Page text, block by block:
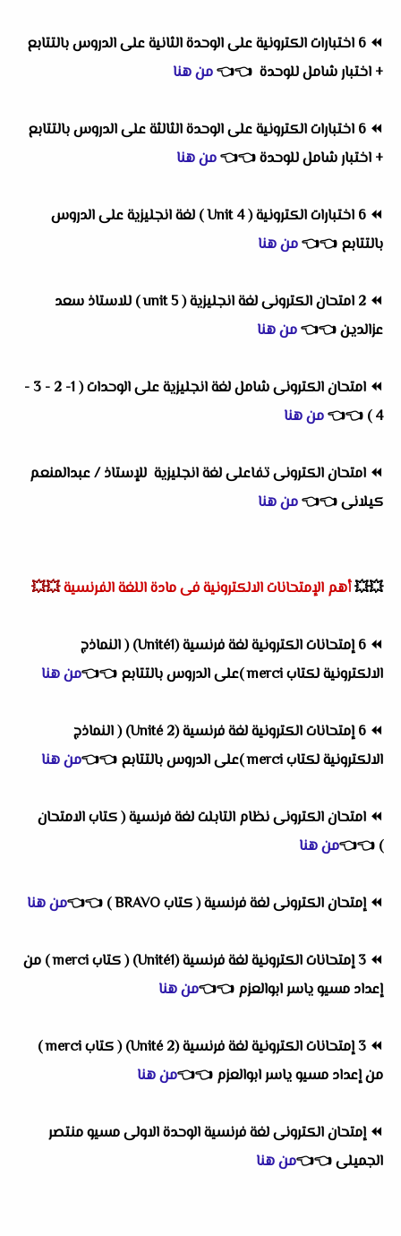
⏪
6 اختبارات الكترونية على الوحدة الثانية على الدروس بالتتابع
+ اختبار شامل للوحدة 👈
👈من هنا
⏪
6 اختبارات الكترونية على الوحدة الثالثة على الدروس بالتتابع
+ اختبار شامل للوحدة👈
👈من هنا
⏪
6 اختبارات الكترونية ( Unit 4 ) لغة انجليزية على الدروس
بالتتابع 👈
👈من هنا
⏪
2 امتحان الكترونى لغة انجليزية ( unit 5 ) للاستاذ سعد
عزالدين👈
👈من هنا
⏪
امتحان الكترونى شامل لغة انجليزية على الوحدات ( 1- 2 - 3 -
4 )
👈
👈من هنا
⏪ امتحان الكترونى تفاعلى لغة انجليزية للإستاذ / عبدالمنعم
كيلانى👈
👈من هنا
💥💥أهم الإمتحانات الالكترونية فى مادة اللغة الفرنسية💥💥
⏪
6 إمتحانات الكترونية لغة فرنسية (Unité1) ( النماذج
الالكترونية لكتاب merci )على الدروس بالتتابع
👈
👈من هنا
⏪
6 إمتحانات الكترونية لغة فرنسية (Unité 2) ( النماذج
الالكترونية لكتاب merci )على الدروس بالتتابع
👈
👈من هنا
⏪ امتحان الكترونى نظام التابلت لغة فرنسية ( كتاب الامتحان
)
👈
👈من هنا
⏪إمتحان الكترونى لغة فرنسية ( كتاب BRAVO ) 👈
👈من هنا
⏪
3 إمتحانات الكترونية لغة فرنسية (Unité1) ( كتاب merci ) من
إعداد مسيو ياسر ابوالعزم 👈
👈من هنا
⏪
3 إمتحانات الكترونية لغة فرنسية (Unité 2) ( كتاب merci )
من إعداد مسيو ياسر ابوالعزم 👈
👈من هنا
⏪إمتحان الكترونى لغة فرنسية الوحدة الاولى مسيو منتصر
الجميلى👈
👈من هنا